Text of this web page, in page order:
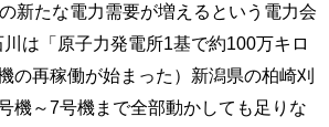
新たな電力需要が増えるという電力会
は「原子力発電所1基で約100万キロ
の再稼働が始まった）新潟県の柏崎刈
機～7号機まで全部動かしても足りな